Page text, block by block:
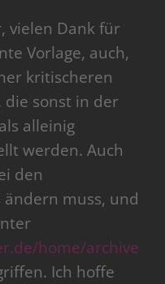
vielen Dank für
Vorlage, auch,
kritischeren
sonst in der
alleinig
werden. Auch
den
muss, und
home/archive
Ich hoffe